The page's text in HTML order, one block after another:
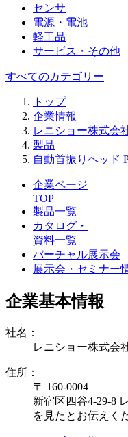
センサ
電源・電池
軽工品
サービス・その他
すべてのカテゴリー
トップ
企業情報
レニショー株式会
製品
自動首振りヘッド
企業ページ
TOP
製品一覧
カタログ・
資料一覧
バーチャル展示会
展示会・セミナー
企業基本情報
社名：
レニショー株式会
住所：
〒 160-0004
新宿区四谷4-29-
を見たとお伝えく